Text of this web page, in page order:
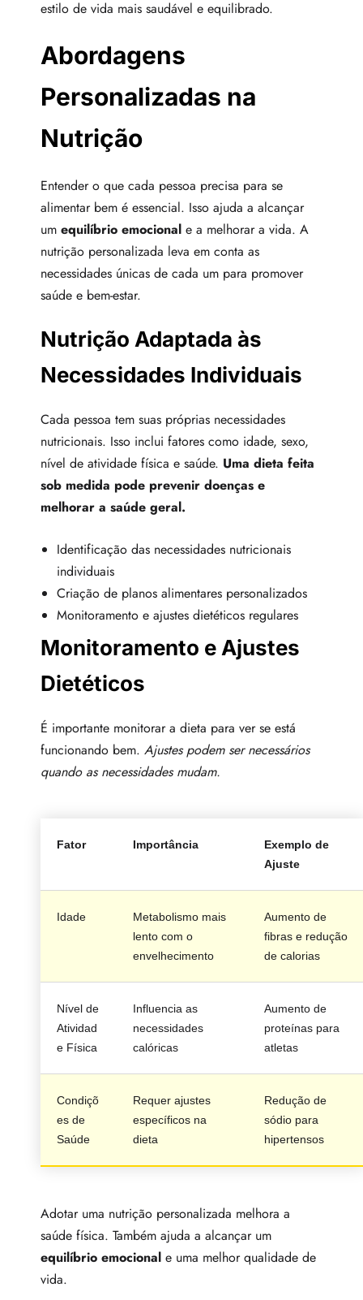
estilo de vida mais saudável e equilibrado.
Abordagens
Personalizadas na
Nutrição
Entender o que cada pessoa precisa para se
alimentar bem é essencial. Isso ajuda a alcançar
um equilíbrio emocional e a melhorar a vida. A
nutrição personalizada leva em conta as
necessidades únicas de cada um para promover
saúde e bem-estar.
Nutrição Adaptada às
Necessidades Individuais
Cada pessoa tem suas próprias necessidades
nutricionais. Isso inclui fatores como idade, sexo,
nível de atividade física e saúde. Uma dieta feita
sob medida pode prevenir doenças e
melhorar a saúde geral.
Identificação das necessidades nutricionais
individuais
Criação de planos alimentares personalizados
Monitoramento e ajustes dietéticos regulares
Monitoramento e Ajustes
Dietéticos
É importante monitorar a dieta para ver se está
funcionando bem. Ajustes podem ser necessários
quando as necessidades mudam.
Fator Importância
Exemplo de
Ajuste
Idade
Metabolismo mais
lento com o
envelhecimento
Aumento de
fibras e redução
de calorias
Nível de
Atividad
e Física
Influencia as
necessidades
calóricas
Aumento de
proteínas para
atletas
Condiçõ
es de
Saúde
Requer ajustes
específicos na
dieta
Redução de
sódio para
hipertensos
Adotar uma nutrição personalizada melhora a
saúde física. Também ajuda a alcançar um
equilíbrio emocional e uma melhor qualidade de
vida.